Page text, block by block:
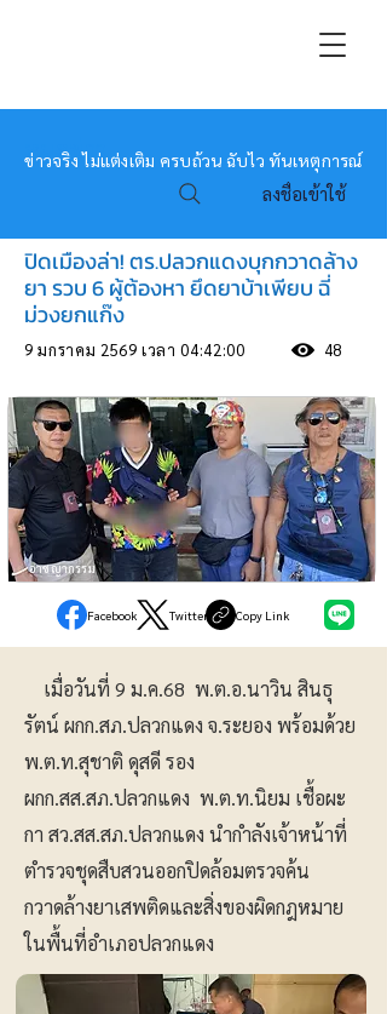
หมอข่าว
ข่าวจริง ไม่แต่งเติม ครบถ้วน ฉับไว ทันเหตุการณ์
ลงชื่อเข้าใช้
ปิดเมืองล่า! ตร.ปลวกแดงบุกกวาดล้าง
ยา รวบ 6 ผู้ต้องหา ยึดยาบ้าเพียบ ฉี่
ม่วงยกแก๊ง
9 มกราคม 2569 เวลา 04:42:00 48
อาชญากรรม
Facebook Twitter Copy Link
เมื่อวันที่ 9 ม.ค.68 พ.ต.อ.นาวิน สินธุ
รัตน์ ผกก.สภ.ปลวกแดง จ.ระยอง พร้อมด้วย
พ.ต.ท.สุชาติ ดุสดี รอง
ผกก.สส.สภ.ปลวกแดง พ.ต.ท.นิยม เชื้อผะ
กา สว.สส.สภ.ปลวกแดง นำกำลังเจ้าหน้าที่
ตำรวจชุดสืบสวนออกปิดล้อมตรวจค้น
กวาดล้างยาเสพติดและสิ่งของผิดกฎหมาย
ในพื้นที่อำเภอปลวกแดง